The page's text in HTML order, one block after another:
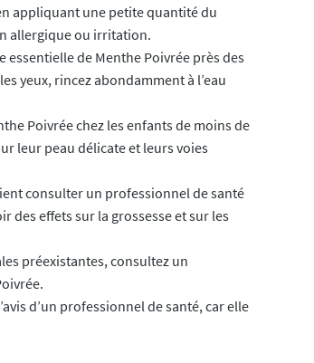
appliquant une petite quantité du
allergique ou irritation.
essentielle de Menthe Poivrée près des
yeux, rincez abondamment à l’eau
Poivrée chez les enfants de moins de
leur peau délicate et leurs voies
consulter un professionnel de santé
des effets sur la grossesse et sur les
préexistantes, consultez un
d’un professionnel de santé, car elle